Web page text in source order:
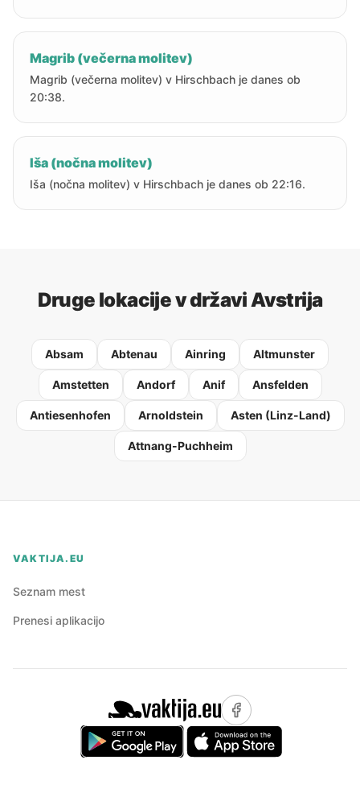
Magrib (večerna molitev)
Magrib (večerna molitev) v Hirschbach je danes ob
20:38.
Iša (nočna molitev)
Iša (nočna molitev) v Hirschbach je danes ob 22:16.
Druge lokacije v državi Avstrija
Absam Abtenau Ainring Altmunster
Amstetten Andorf Anif Ansfelden
Antiesenhofen Arnoldstein Asten (Linz-Land)
Attnang-Puchheim
VAKTIJA.EU
Seznam mest
Prenesi aplikacijo